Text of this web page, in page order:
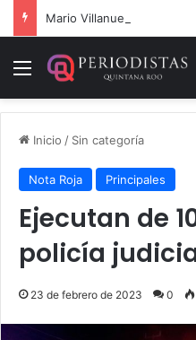
Mario Villanueva
Menú
Inicio / Sin categoría
Nota Roja Principales
Ejecutan de
policía
23 de febrero de 2023 0